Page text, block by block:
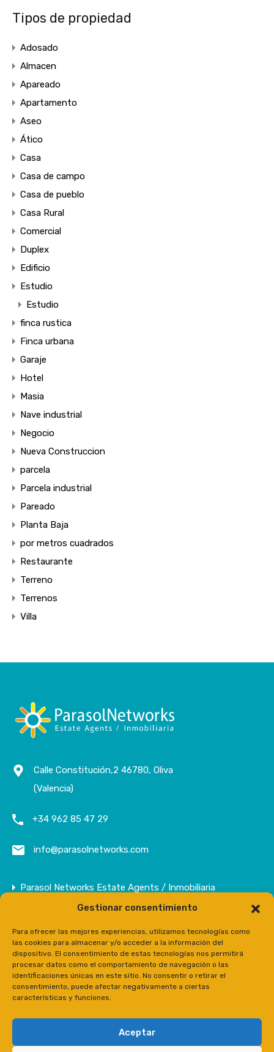
Gestionar consentimiento
Para ofrecer las mejores experiencias, utilizamos tecnologías como
las cookies para almacenar y/o acceder a la información del
dispositivo. El consentimiento de estas tecnologías nos permitirá
procesar datos como el comportamiento de navegación o las
identificaciones únicas en este sitio. No consentir o retirar el
consentimiento, puede afectar negativamente a ciertas
características y funciones.
Aceptar
Tipos de propiedad
Adosado
Almacen
Apareado
Apartamento
Aseo
Ático
Casa
Casa de campo
Casa de pueblo
Casa Rural
Comercial
Duplex
Edificio
Estudio
Estudio
finca rustica
Finca urbana
Garaje
Hotel
Masia
Nave industrial
Negocio
Nueva Construccion
parcela
Parcela industrial
Pareado
Planta Baja
por metros cuadrados
Restaurante
Terreno
Terrenos
Villa
Calle Constitución,2 46780, Oliva
(Valencia)
+34 962 85 47 29
info@parasolnetworks.com
Parasol Networks Estate Agents / Inmobiliaria
Inmuebles
Contacto
Prensa